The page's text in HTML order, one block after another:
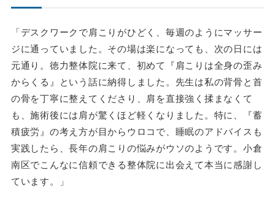
「デスクワークで肩こりがひどく、毎週のようにマッサー
ジに通っていました。その場は楽になっても、次の日には
元通り。徳力整体院に来て、初めて『肩こりは全身の歪み
からくる』という話に納得しました。先生は私の背骨と首
の骨を丁寧に整えてくださり、肩を直接強く揉まなくて
も、施術後には肩が驚くほど軽くなりました。特に、『蓄
積疲労』の考え方が目からウロコで、睡眠のアドバイスも
実践したら、長年の肩こりの悩みがウソのようです。小倉
南区でこんなに信頼できる整体院に出会えて本当に感謝し
ています。」